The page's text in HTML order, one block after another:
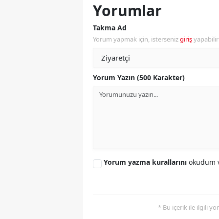
Yorumlar
Takma Ad
Yorum yapmak için, istersenizgiriş
Yorum Yazın (500 Karakter)
Yorum yazma kurallarını okudum
* Bu içerik ile ilgili